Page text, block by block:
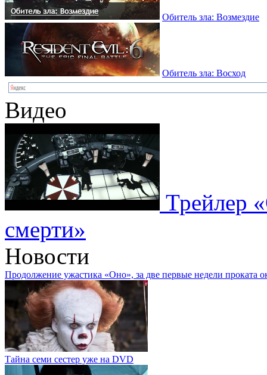
Обитель зла: Возмездие
Обитель зла: Восход
Видео
Трейлер
смерти»
Новости
Продолжение ужастика «Оно», за две первые недели проката
Тайна семи сестер уже на DVD